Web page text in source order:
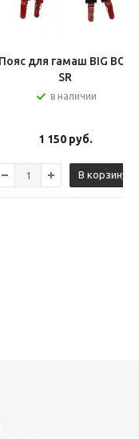
Пояс для гамаш BIG BOY
SR
в наличии
1 150руб.
В корзину